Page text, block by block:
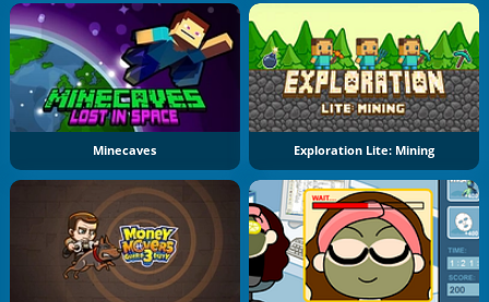
Minecaves Exploration Lite: Mining